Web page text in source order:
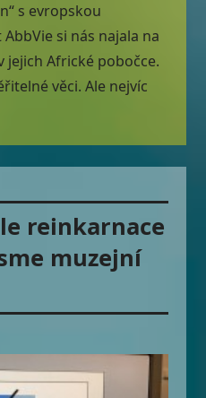
s evropskou
si nás najala na
jejich Africké pobočce.
věci. Ale nejvíc
reinkarnace
muzejní